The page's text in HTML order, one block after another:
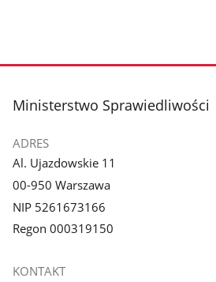
stopka
Ministerstwo Sprawiedliwości
ADRES
Al. Ujazdowskie 11
00-950 Warszawa
NIP 5261673166
Regon 000319150
KONTAKT